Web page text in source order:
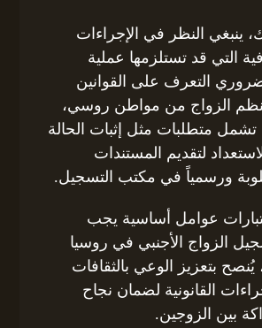
ينبغي النظر في الإجراءات
التي قد تستلزمها عملية
التعرف على القوانين
تُنظم الزواج من مواطن روسي،
متطلبات مثل إثبات الحالة
لتقديم المستندات
ورسمياً في مكتب التسجيل.
عوامل أساسية يجب
الزواج الأجنبي في روسيا
بتعزيز الوعي بالثقافات
القانونية لضمان نجاح
بين الزوجين.